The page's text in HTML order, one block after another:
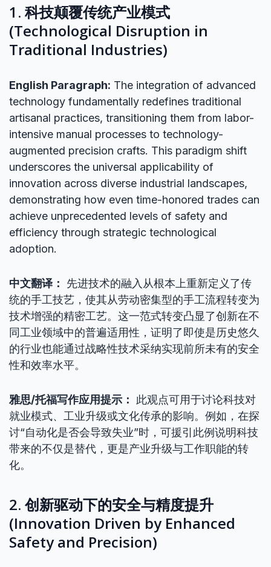
1. 科技颠覆传统产业模式
(Technological Disruption in
Traditional Industries)
English Paragraph: The integration of advanced
technology fundamentally redefines traditional
artisanal practices, transitioning them from labor-
intensive manual processes to technology-
augmented precision crafts. This paradigm shift
underscores the universal applicability of
innovation across diverse industrial landscapes,
demonstrating how even time-honored trades can
achieve unprecedented levels of safety and
efficiency through strategic technological
adoption.
中文翻译：
先进技术的融入从根本上重新定义了传
统的手工技艺，使其从劳动密集型的手工流程转变为
技术增强的精密工艺。这一范式转变凸显了创新在不
同工业领域中的普遍适用性，证明了即使是历史悠久
的行业也能通过战略性技术采纳实现前所未有的安全
性和效率水平。
雅思/托福写作应用提示：
此观点可用于讨论科技对
就业模式、工业升级或文化传承的影响。例如，在探
讨“自动化是否会导致失业”时，可援引此例说明科技
带来的不仅是替代，更是产业升级与工作职能的转
化。
2. 创新驱动下的安全与精度提升
(Innovation Driven by Enhanced
Safety and Precision)